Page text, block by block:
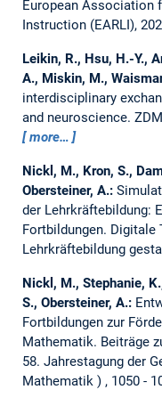
European Association
Instruction (EARLI),
Leikin, R., Hsu, H.-Y.,
A., Miskin, M.,
interdisciplinary
and neuroscience.
more…
Nickl, M., Kron, S.,
Obersteiner, A.:
der Lehrkräftebildung:
Fortbildungen. Digitale
Lehrkräftebildung
Nickl, M., Stephanie,
S., Obersteiner, A.:
Fortbildungen zur
Mathematik. Beiträge
58. Jahrestagung der
Mathematik
, 1050 -